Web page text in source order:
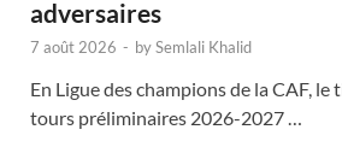
adversaires
7 août 2026 - bySemlali Khalid
En Ligue des champions de la CAF, le
tours préliminaires 2026-2027 …